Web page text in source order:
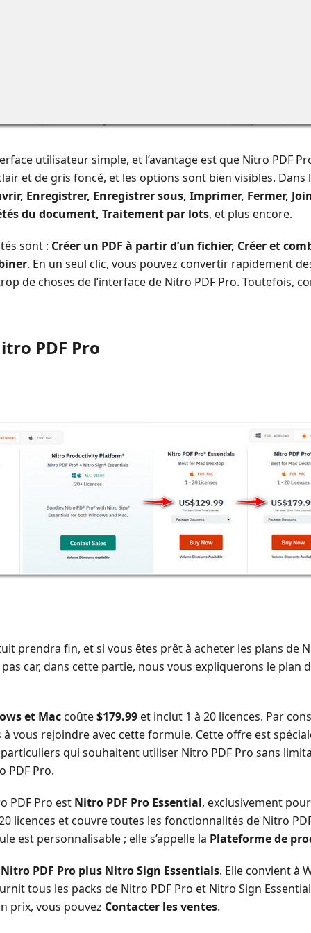
utilisateur simple, et l’avantage est que Nitro PDF
et de gris foncé, et les options sont bien visibles. Dans
Enregistrer, Enregistrer sous, Imprimer, Fermer,
du document, Traitement par lots, et plus encore.
sont : Créer un PDF à partir d’un fichier, Créer et
. En un seul clic, vous pouvez convertir rapidement
de choses de l’interface de Nitro PDF Pro. Toutefois,
PDF Pro
prendra fin, et si vous êtes prêt à acheter les plans de
car, dans cette partie, nous vous expliquerons le plan
et Mac coûte$179.99 et inclut 1 à 20 licences. Par
à vous rejoindre avec cette formule. Cette offre est
qui souhaitent utiliser Nitro PDF Pro sans
PDF Pro.
PDF Pro est Nitro PDF Pro Essential, exclusivement
licences et couvre toutes les fonctionnalités de Nitro
est personnalisable ; elle s’appelle la Plateforme de
Nitro PDF Pro plus Nitro Sign Essentials. Elle convient à
tous les packs de Nitro PDF Pro et Nitro Sign
prix, vous pouvez Contacter les ventes.